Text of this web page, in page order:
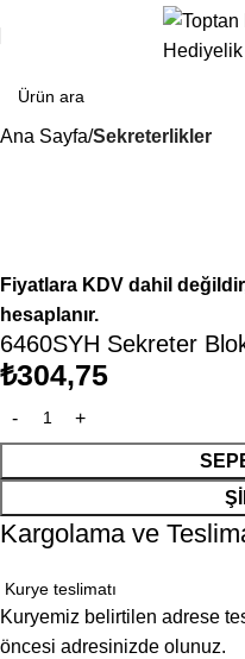
Ana Sayfa Sekreterlikler
Fiyatlara KDV dahil
hesaplanır.
6460SYH Sekreter
₺304,75
Kargolama ve
Kurye teslimatı
Kuryemiz belirtilen adrese
öncesi adresinizde olunuz.